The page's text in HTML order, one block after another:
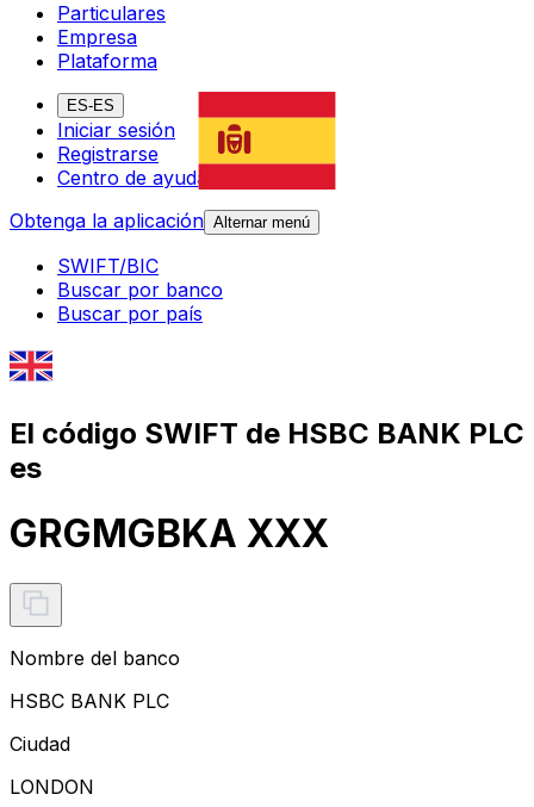
Particulares
Empresa
Plataforma
ES-ES
Iniciar sesión
Registrarse
Centro de ayuda
Obtenga la aplicación Alternar menú
SWIFT/BIC
Buscar por banco
Buscar por país
El código SWIFT de HSBC BANK PLC
es
GRGMGBKA XXX
Nombre del banco
HSBC BANK PLC
Ciudad
LONDON